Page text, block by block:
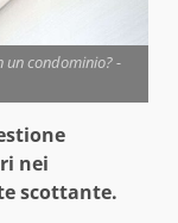
un condominio? -
nei
scottante.